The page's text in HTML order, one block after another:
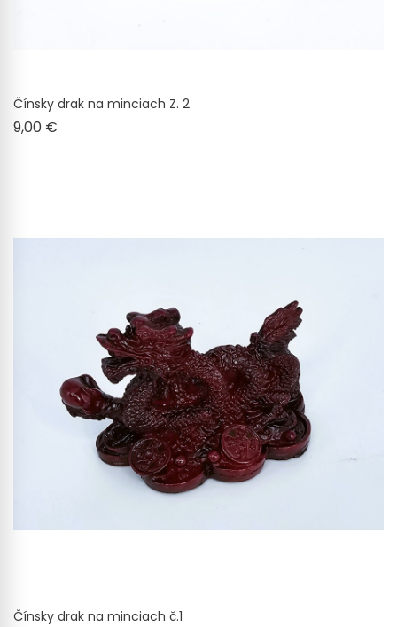
Čínsky drak na minciach Z. 2
9,00 €
Čínsky drak na minciach č.1